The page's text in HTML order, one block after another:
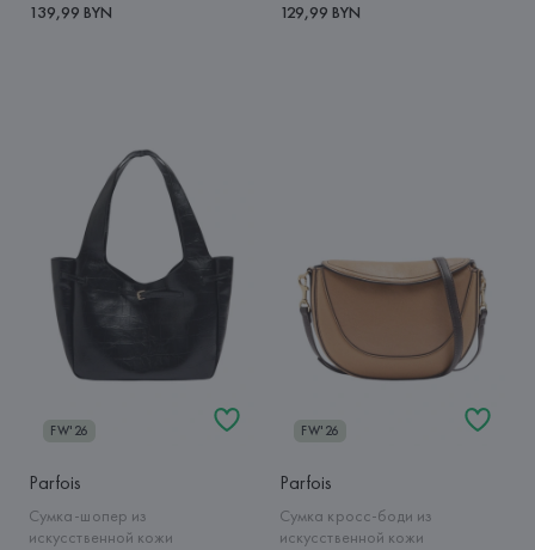
139,99 BYN
129,99 BYN
FW'26
Parfois
Сумка-шопер из
искусственной кожи
FW'26
Parfois
Сумка кросс-боди из
искусственной кожи